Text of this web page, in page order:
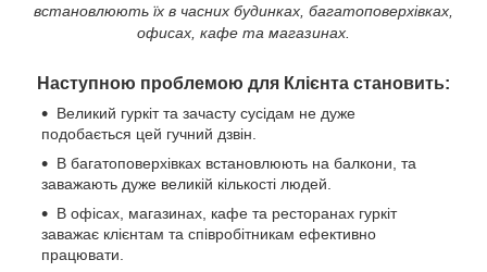
встановлюють їх в часних будинках, багатоповерхівках,
офисах, кафе та магазинах.
Наступною проблемою для Клієнта становить:
Великий гуркіт та зачасту сусідам не дуже
подобається цей гучний дзвін.
В багатоповерхівках встановлюють на балкони, та
заважають дуже великій кількості людей.
В офісах, магазинах, кафе та ресторанах гуркіт
заважає клієнтам та співробітникам ефективно
працювати.